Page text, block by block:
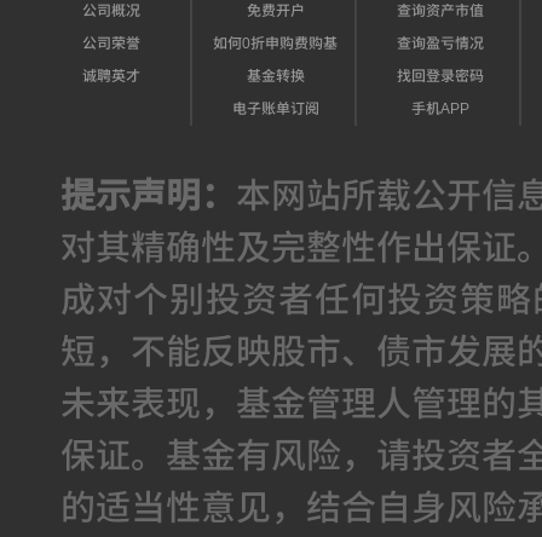
公司概况
公司荣誉
诚聘英才
免费开户
如何0折申购费购基
基金转换
电子账单订阅
查询资产市值
查询盈亏情况
找回登录密码
手机APP
提示声明： 本网站所载公开信
对其精确性及完整性作出保证
成对个别投资者任何投资策
短，不能反映股市、债市发展
未来表现，基金管理人管理的
保证。基金有风险，请投资者
的适当性意见，结合自身风险